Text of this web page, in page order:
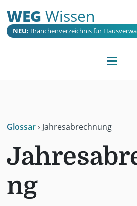
WEG Wissen
NEU: Branchenverzeichnis für
Glossar› Jahresabrechnung
ng